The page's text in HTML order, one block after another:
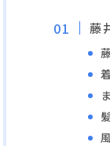
藤